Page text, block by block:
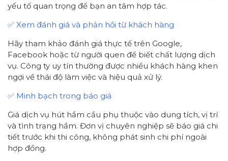
yếu tố quan trọng để bạn an tâm hợp tác.
✅ Xem đánh giá và phản hồi từ khách hàng
Hãy tham khảo đánh giá thực tế trên Google,
Facebook hoặc từ người quen để biết chất lượng dịch
vụ. Công ty uy tín thường được nhiều khách hàng khen
ngợi về thái độ làm việc và hiệu quả xử lý.
✅ Minh bạch trong báo giá
Giá dịch vụ hút hầm cầu phụ thuộc vào dung tích, vị trí
và tình trạng hầm. Đơn vị chuyên nghiệp sẽ báo giá chi
tiết trước khi thi công, không phát sinh chi phí ngoài
hợp đồng.